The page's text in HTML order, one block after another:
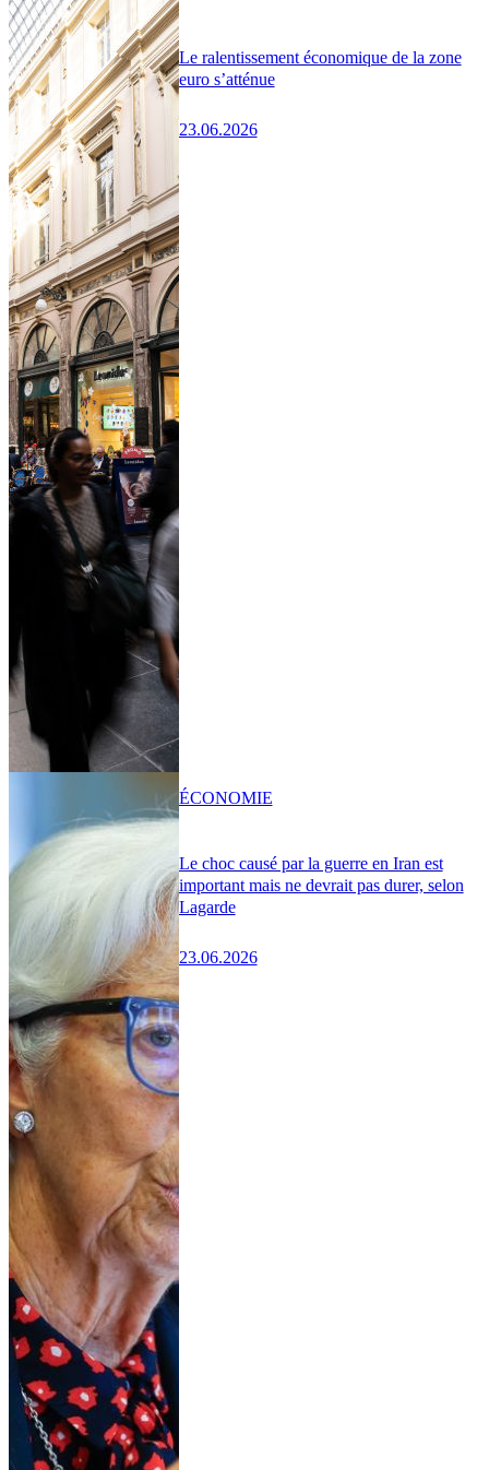
Le ralentissement économique de la zone
euro s’atténue
23.06.2026
Le choc causé par la guerre en Iran est
important mais ne devrait pas durer, selon
Lagarde
23.06.2026
ÉCONOMIE